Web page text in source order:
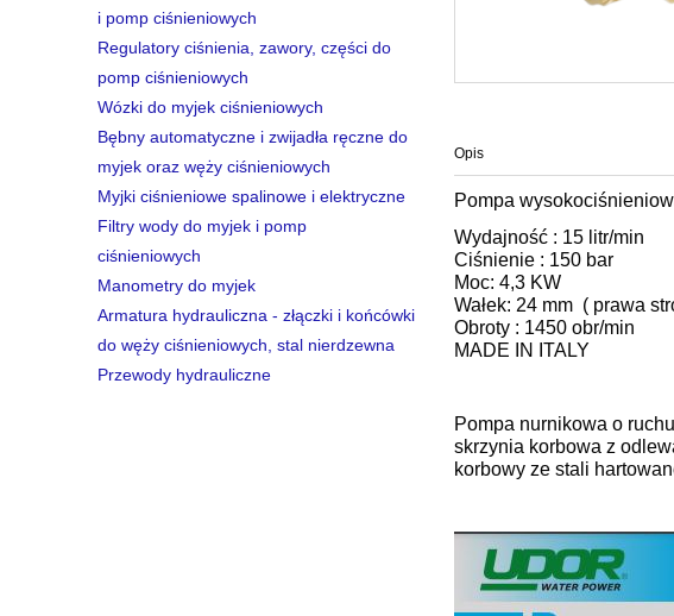
i pomp ciśnieniowych
Regulatory ciśnienia, zawory, części do
pomp ciśnieniowych
Wózki do myjek ciśnieniowych
Bębny automatyczne i zwijadła ręczne do
myjek oraz węży ciśnieniowych
Myjki ciśnieniowe spalinowe i elektryczne
Filtry wody do myjek i pomp
ciśnieniowych
Manometry do myjek
Armatura hydrauliczna - złączki i końcówki
do węży ciśnieniowych, stal nierdzewna
Przewody hydrauliczne
Opis
Pompa
Wydajność : 15 litr/min
Ciśnienie : 150 bar
Moc: 4,3 KW
Wałek: 24 mm ( prawa
Obroty : 1450 obr/min
MADE IN ITALY
Pompa nurnikowa o
skrzynia korbowa z
korbowy ze stali